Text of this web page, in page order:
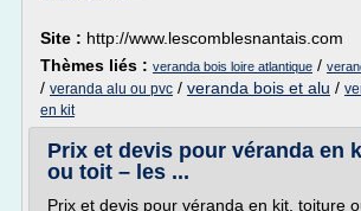
Site : http://www.lescomblesnantais.com
Thèmes liés : veranda bois loire atlantique /
/ veranda alu ou pvc / veranda bois et alu /
en kit
Prix et devis pour véranda en
ou toit – les ...
Prix et devis pour véranda en kit, toiture